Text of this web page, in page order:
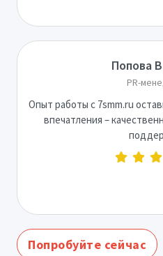
Попова
PR-
Опыт работы с 7smm.ru
впечатления –
Попробуйте сейчас